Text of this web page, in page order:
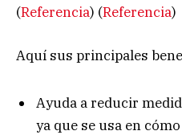
(Referencia) (Referencia)
Aquí sus principales
Ayuda a reducir
ya que se usa en